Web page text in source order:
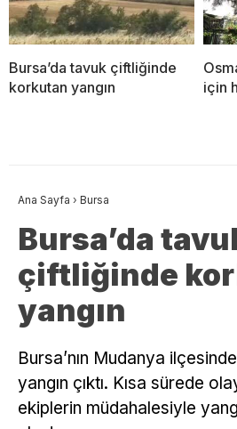
Bursa’da tavuk çiftliğinde
korkutan yangın
için
Ana Sayfa › Bursa
Bursa’da
çiftliğinde
yangın
Bursa’nın Mudanya
yangın çıktı. Kısa sürede
ekiplerin müdahalesiyle